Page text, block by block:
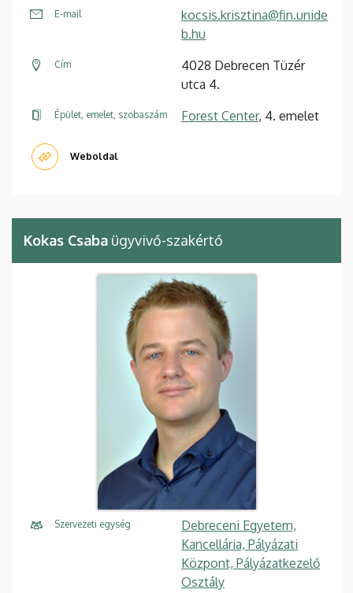
E-mail
kocsis.krisztina@fin.unide
b.hu
Cím
4028 Debrecen Tüzér
utca 4.
Épület, emelet, szobaszám Forest Center, 4. emelet
Weboldal
Kokas Csaba ügyvivő-szakértő
Szervezeti egység
Debreceni Egyetem,
Kancellária, Pályázati
Központ, Pályázatkezelő
Osztály